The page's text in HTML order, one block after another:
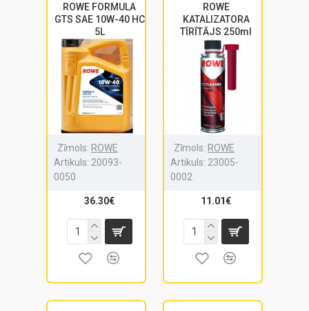
ROWE FORMULA
GTS SAE 10W-40 HC
5L
Zīmols: ROWE
Artikuls: 20093-
0050
36.30€
ROWE
KATALIZATORA
TĪRĪTĀJS 250ml
Zīmols: ROWE
Artikuls: 23005-
0002
11.01€